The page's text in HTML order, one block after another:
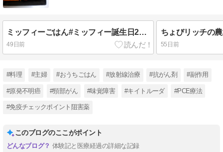
ミッフィーごはん#ミッフィー誕生日2026
49日前
ちょびリッチの
55日前
#料理 #主婦 #おうちごはん #放射線治療 #抗がん剤 #副作用
#原発不明癌 #頸部がん #味覚障害 #キイトルーダ #PCE療法
#免疫チェックポイント阻害薬
このブログのここがポイント
体験記と医療経過の詳細な記録